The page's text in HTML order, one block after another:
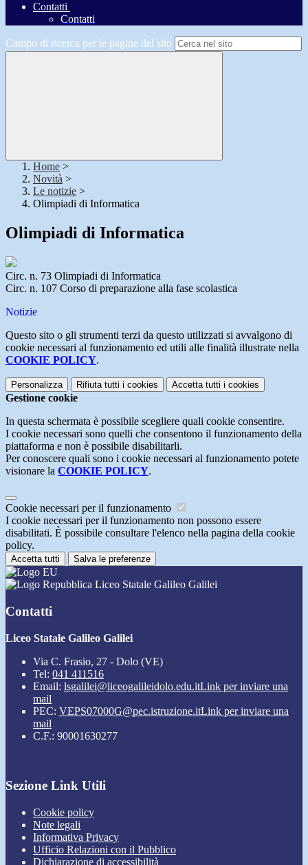
Contatti
Contatti
Campo di ricerca per le pagine del sito
Home >
Novità >
Le notizie >
Olimpiadi di Informatica
Olimpiadi di Informatica
Circ. n. 73 Olimpiadi di Informatica
Circ. n. 107 Corso di preparazione alla fase scolastica
Notizie
Questo sito o gli strumenti terzi da questo utilizzati si avvalgono di
cookie necessari al funzionamento ed utili alle finalità illustrate nella
COOKIE POLICY.
Personalizza Rifiuta tutti i cookies Accetta tutti i cookies
Gestione cookie
In questa schermata è possibile scegliere quali cookie consentire.
I cookie necessari sono quelli che consentono il funzionamento della
piattaforma e non è possibile disabilitarli.
Per conoscere quali sono i cookie necessari al funzionamento potete
visionare la COOKIE POLICY.
Cookie necessari per il funzionamento
I cookie necessari per il funzionamento non possono essere
disabilitati. È possibile consultare l'elenco nella pagina della cookie
policy.
Accetta tutti Salva le preferenze
Liceo Statale Galileo Galilei
Contatti
Liceo Statale Galileo Galilei
Via C. Frasio, 27 - Dolo (VE)
Tel: 041 411516
Email: lsgalilei@liceogalileidolo.edu.itLink per inviare una
mail
PEC: VEPS07000G@pec.istruzione.itLink per inviare una
mail
C.F.: 90001630277
Sezione Link Utili
Cookie policy
Note legali
Informativa Privacy
Ufficio Relazioni con il Pubblico
Dichiarazione di accessibilità